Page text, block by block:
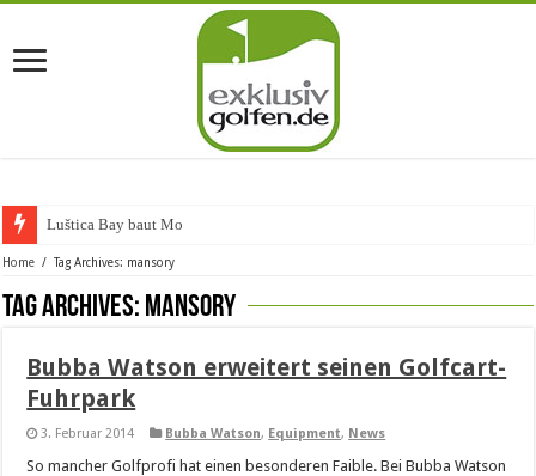
Luštica Bay baut Monten
Home / Tag Archives: mansory
Tag Archives: mansory
Bubba Watson erweitert seinen Golfcart-
Fuhrpark
3. Februar 2014 Bubba Watson, Equipment, News
So mancher Golfprofi hat einen besonderen Faible. Bei Bubba Watson